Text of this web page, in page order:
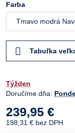
Farba
Tabuľka
Týžden
Doručíme dňa:
239,95 €
198,31 € bez DPH